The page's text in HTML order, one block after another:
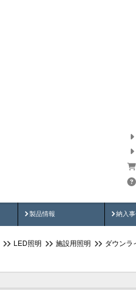
製品情報
製品動画 納入
納
LED照明 施設用照明 ダウンラ